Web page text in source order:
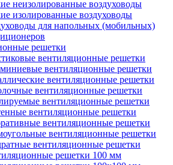
неизолированные воздуховоды
изолированные воздуховоды
для напольных (мобильных)
решетки
вентиляционные решетки
вентиляционные решетки
вентиляционные решетки
вентиляционные решетки
вентиляционные решетки
вентиляционные решетки
вентиляционные решетки
вентиляционные решетки
вентиляционные решетки
решетки 100 мм